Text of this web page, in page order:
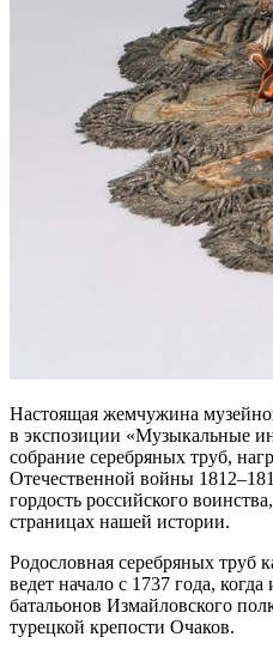
Настоящая жемчужина
в экспозиции «Музыкальные
собрание серебряных труб,
Отечественной войны
гордость российского
страницах нашей истории.
Родословная серебряных труб
ведет начало с 1737 года,
батальонов Измайловского
турецкой крепости Очаков.